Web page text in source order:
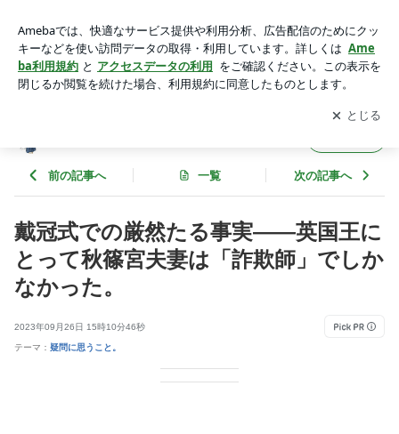
欺師」でしかなかった。 | kickbellのブログ
アプリをダウンロードして ブログの更新通知
を受け取りまし
ょう。
開く
前の記事へ 一覧 次の記事へ
戴冠式での厳然たる事実——英国王に
とって秋篠宮夫妻は「詐欺師」でしか
なかった。
2023年09月26日 15時10分46秒
テーマ： 疑問に思うこと。